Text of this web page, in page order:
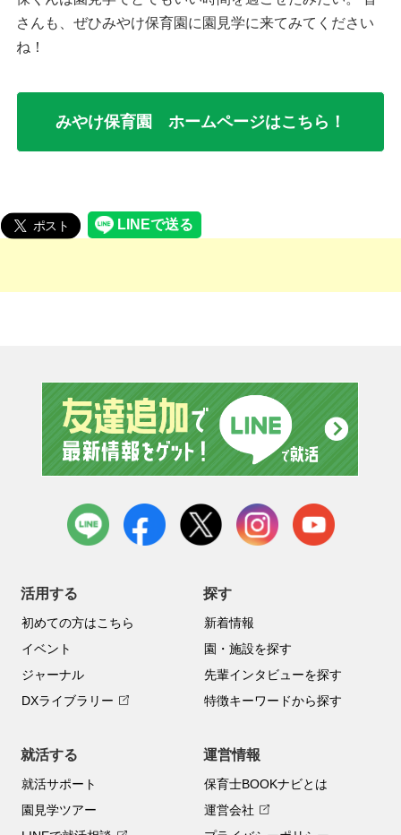
さんも、ぜひみやけ保育園に園見学に来てみてください
ね！
みやけ保育園 ホームページはこちら！
LINE facebook instagramyoutube
活用する
初めての方はこちら
イベント
ジャーナル
DXライブラリー
探す
新着情報
園・施設を探す
先輩インタビューを探す
特徴キーワードから探す
就活する
就活サポート
園見学ツアー
運営情報
保育士BOOKナビとは
運営会社